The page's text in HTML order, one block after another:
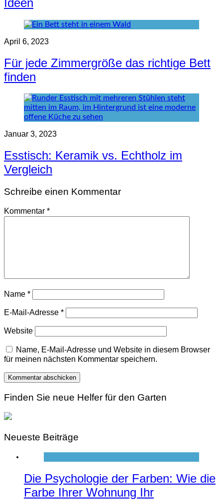
April 6, 2023
Für jede Zimmergröße das richtige Bett
finden
Januar 3, 2023
Esstisch: Keramik vs. Echtholz im
Vergleich
Schreibe einen Kommentar
Kommentar *
Name *
E-Mail-Adresse *
Website
Name, E-Mail-Adresse und Website in diesem Browser
für meinen nächsten Kommentar speichern.
Finden Sie neue Helfer für den Garten
Neueste Beiträge
Die Psychologie der Farben: Wie die
Farbe Ihrer Wohnung Ihr